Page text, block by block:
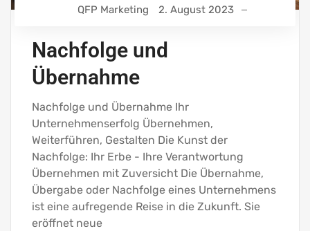
QFP Marketing 2. August 2023
Nachfolge und
Übernahme
Nachfolge und Übernahme Ihr
Unternehmenserfolg Übernehmen,
Weiterführen, Gestalten Die Kunst der
Nachfolge: Ihr Erbe - Ihre Verantwortung
Übernehmen mit Zuversicht Die Übernahme,
Übergabe oder Nachfolge eines Unternehmens
ist eine aufregende Reise in die Zukunft. Sie
eröffnet neue